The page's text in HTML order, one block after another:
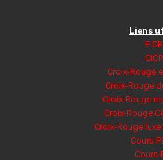
Liens
FICR
CICR
Croix-Rouge
Croix-Rouge
Croix-Rouge
Croix-Rouge
Croix-Rouge
Cours
Cours